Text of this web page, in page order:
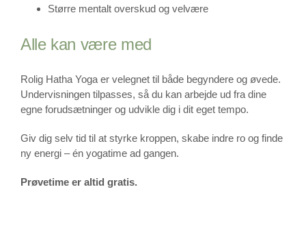
Større mentalt overskud og velvære
Alle kan være med
Rolig Hatha Yoga er velegnet til både begyndere og øvede.
Undervisningen tilpasses, så du kan arbejde ud fra dine
egne forudsætninger og udvikle dig i dit eget tempo.
Giv dig selv tid til at styrke kroppen, skabe indre ro og finde
ny energi – én yogatime ad gangen.
Prøvetime er altid gratis.